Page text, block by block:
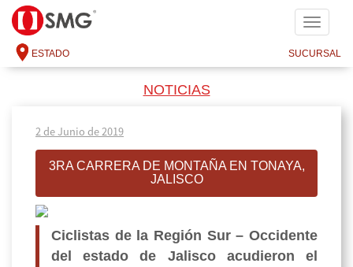
SMG
ESTADO SUCURSAL
NOTICIAS
2 de Junio de 2019
3RA CARRERA DE MONTAÑA EN TONAYA,
JALISCO
Ciclistas de la Región Sur – Occidente
del estado de Jalisco acudieron el